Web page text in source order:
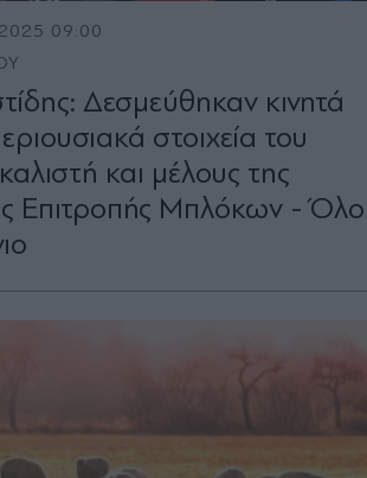
09:00
Δεσμεύθηκαν κινητά
στοιχεία του
και μέλους της
Επιτροπής Μπλόκων - Όλο